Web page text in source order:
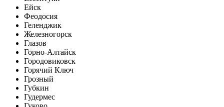
Ейск
Феодосия
Геленджик
Железногорск
Глазов
Горно-Алтайск
Городовиковск
Горячий Ключ
Грозный
Губкин
Гудермес